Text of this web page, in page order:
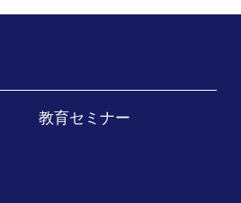
教育セミナー